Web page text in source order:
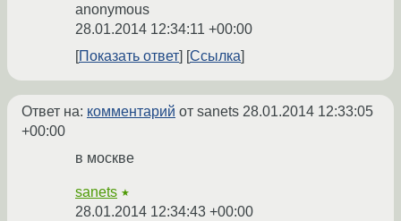
anonymous
28.01.2014 12:34:11 +00:00
Показать ответ
Ссылка
Ответ на: комментарий от sanets 28.01.2014 12:33:05
+00:00
в москве
sanets ★
28.01.2014 12:34:43 +00:00